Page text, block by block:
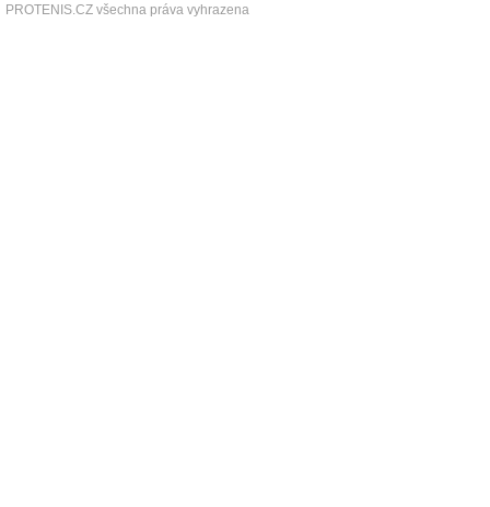
PROTENIS.CZ všechna práva vyhrazena